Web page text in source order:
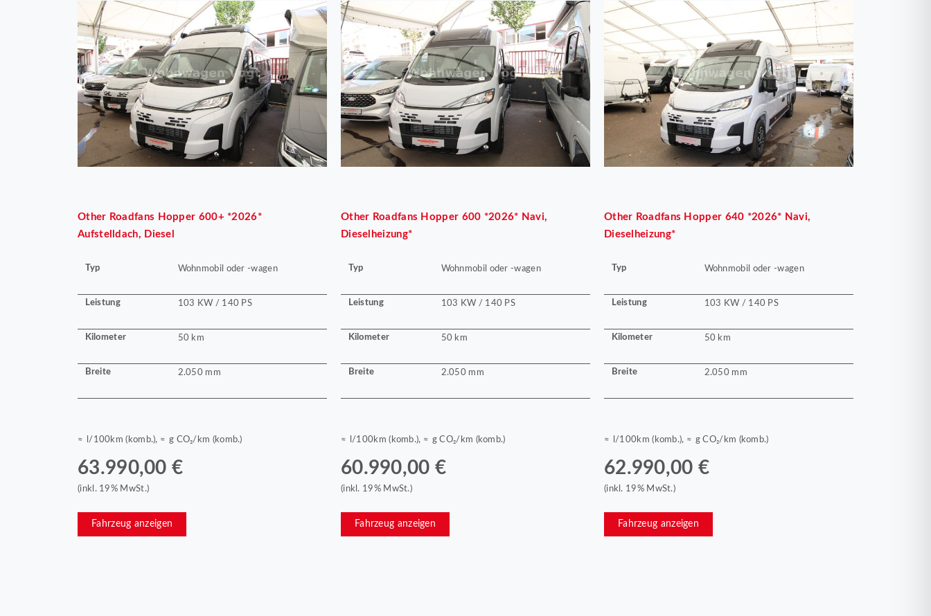
Other Roadfans Hopper 600+ *2026*
Aufstelldach, Diesel
Typ Wohnmobil oder -wagen
Leistung 103 KW / 140 PS
Kilometer 50 km
Breite 2.050 mm
≈ l/100km (komb.), ≈ g CO₂/km (komb.)
63.990,00 €
(inkl. 19% MwSt.)
Fahrzeug anzeigen
Other Roadfans Hopper 600 *2026* Navi,
Dieselheizung*
Typ Wohnmobil oder -wagen
Leistung 103 KW / 140 PS
Kilometer 50 km
Breite 2.050 mm
≈ l/100km (komb.), ≈ g CO₂/km (komb.)
60.990,00 €
(inkl. 19% MwSt.)
Fahrzeug anzeigen
Other Roadfans Hopper 640 *2026* Navi,
Dieselheizung*
Typ Wohnmobil oder -wagen
Leistung 103 KW / 140 PS
Kilometer 50 km
Breite 2.050 mm
≈ l/100km (komb.), ≈ g CO₂/km (komb.)
62.990,00 €
(inkl. 19% MwSt.)
Fahrzeug anzeigen